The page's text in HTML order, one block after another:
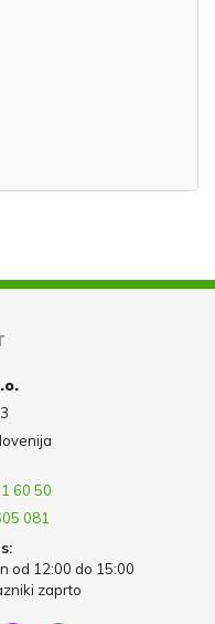
60 50
081
od 12:00 do 15:00
zaprto